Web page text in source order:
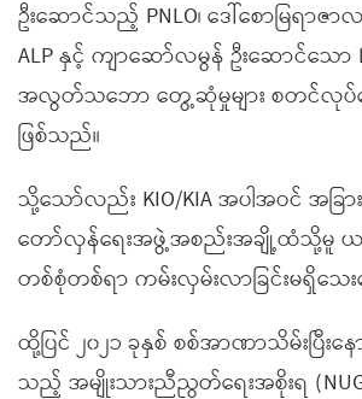
ဦးဆောင်သည့် PNLO၊ ဒေါ်စောမြရာဇ
ALP နှင့် ကျာဆော်လမွန် ဦးဆောင်သော
အလွတ်သဘော တွေ့ဆုံမှုများ စတင်လုပ်ဆ
ဖြစ်သည်။
သို့သော်လည်း KIO/KIA အပါအဝင် အခြ
တော်လှန်ရေးအဖွဲ့အစည်းအချို့ထံသို့မူ
တစ်စုံတစ်ရာ ကမ်းလှမ်းလာခြင်းမရှိသေး
ထို့ပြင် ၂၀၂၁ ခုနှစ် စစ်အာဏာသိမ်းပြီးန
သည့် အမျိုးသားညီညွတ်ရေးအစိုးရ